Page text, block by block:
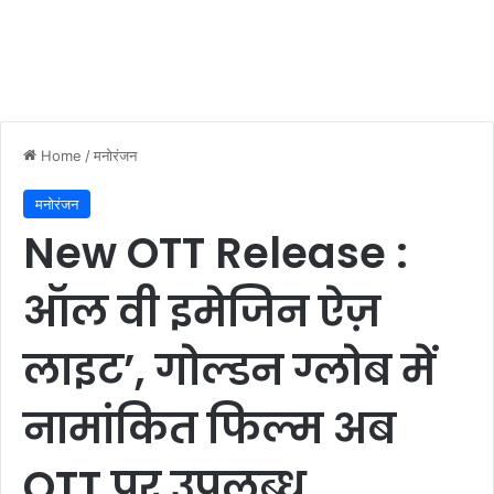
Home /मनोरंजन
मनोरंजन
New OTT Release :
ऑल वी इमेजिन ऐज़
लाइट’, गोल्डन ग्लोब में
नामांकित फिल्म अब